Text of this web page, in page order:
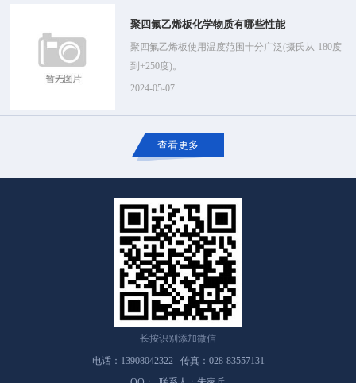
聚四氟乙烯板化学物质有哪些性能
聚四氟乙烯板使用温度范围十分广泛(摄氏从-180度
到+250度)。
2024-05-07
查看更多
长按识别添加微信
电话：13908042322 传真：028-83557131